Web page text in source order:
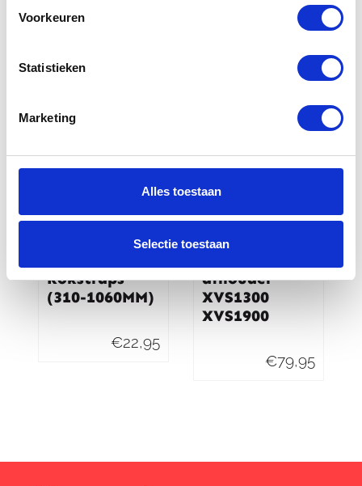
Voorkeuren
Statistieken
Marketing
Alles toestaan
Selectie toestaan
ABS
146,00
Rokstraps
(310-1060MM)
€22,95
afhouder
XVS1300
XVS1900
€79,95